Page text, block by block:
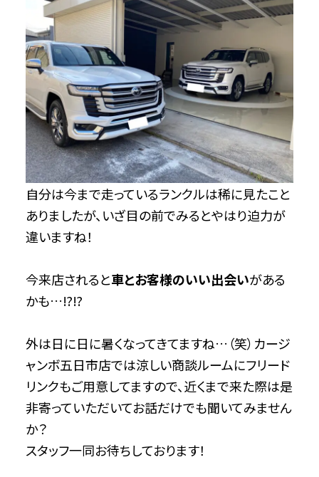
自分は今まで走っているランクルは稀に見たこと
ありましたが、いざ目の前でみるとやはり迫力が
違いますね！
今来店されると車とお客様のいい出会いがある
かも…⁉⁉
外は日に日に暑くなってきてますね…（笑）カージ
ャンボ五日市店では涼しい商談ルームにフリード
リンクもご用意してますので、近くまで来た際は是
非寄っていただいてお話だけでも聞いてみません
か？
スタッフ一同お待ちしております！